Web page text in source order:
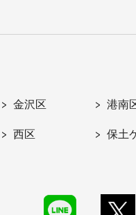
金沢区 港南
西区 保土